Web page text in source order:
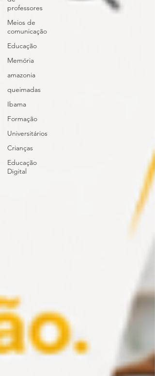
professores
Meios de
comunicação
Educação
Memória
amazonia
queimadas
Ibama
Formação
Universitários
Crianças
Educação
Digital